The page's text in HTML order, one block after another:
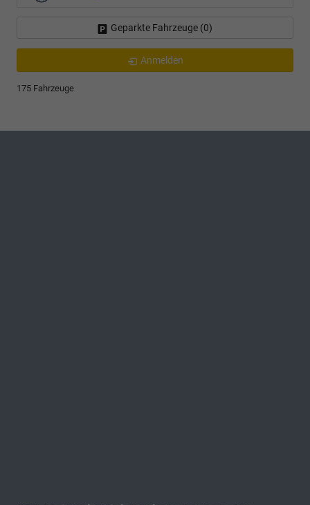
Geparkte Fahrzeuge (0)
Anmelden
175 Fahrzeuge